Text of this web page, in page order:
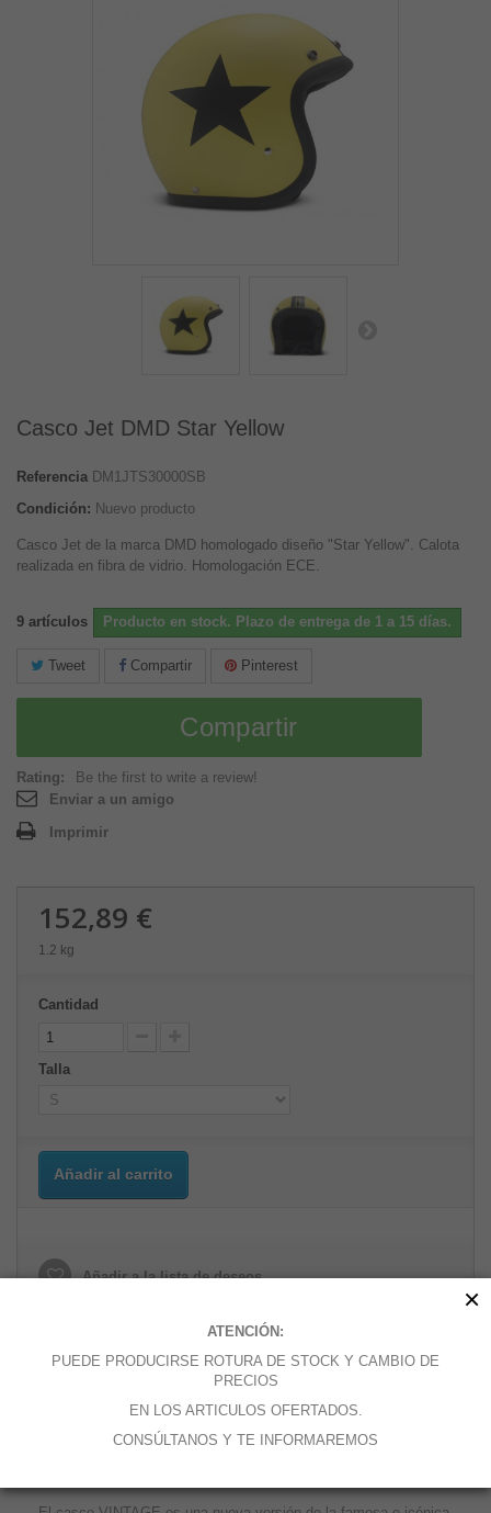
Casco Jet DMD Star Yellow
Referencia DM1JTS30000SB
Condición: Nuevo producto
Casco Jet de la marca DMD homologado diseño "Star Yellow". Calota
realizada en fibra de vidrio. Homologación ECE.
9 artículos Producto en stock. Plazo de entrega de 1 a 15 días.
Tweet Compartir Pinterest
Compartir
Rating:
Be the first to write a review!
Enviar a un amigo
Imprimir
152,89 €
1.2 kg
Cantidad
Talla
Añadir al carrito
Añadir a la lista de deseos
MÁS
3 calotas para un máximo confort, interior completamente
ATENCIÓN:
PUEDE PRODUCIRSE ROTURA DE STOCK Y CAMBIO DE
PRECIOS
EN LOS ARTICULOS OFERTADOS.
CONSÚLTANOS Y TE INFORMAREMOS
×